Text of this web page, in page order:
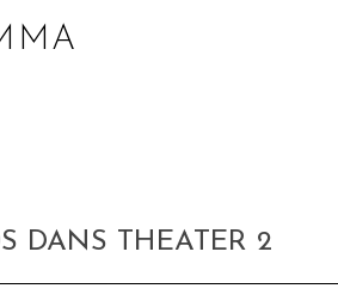
DANS THEATER 2